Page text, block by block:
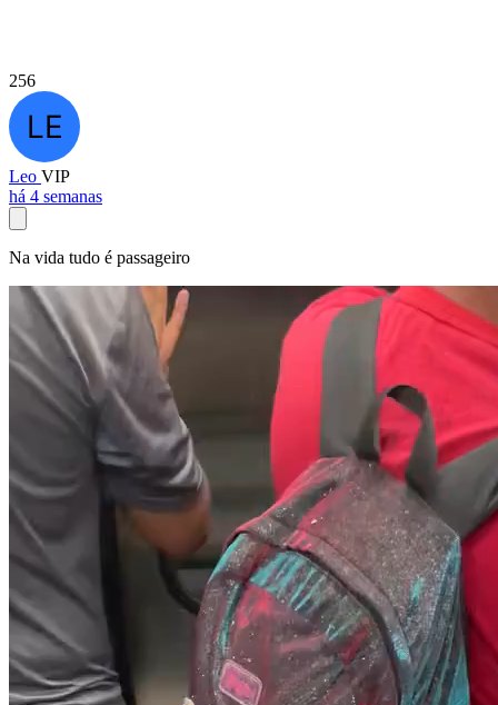
256
Leo VIP
há 4 semanas
Na vida tudo é passageiro